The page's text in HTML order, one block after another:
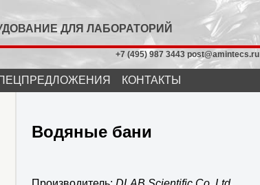
ДЛЯ ЛАБОРАТОРИЙ
+7 (495) 987 3443 post@amintecs.ru
КОНТАКТЫ
Водяные бани